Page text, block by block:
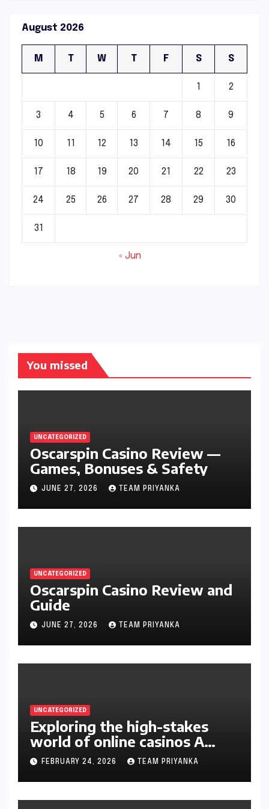
August 2026
M T W T F S S
1 2
3 4 5 6 7 8 9
10 11 12 13 14 15 16
17 18 19 20 21 22 23
24 25 26 27 28 29 30
31
« Jun
You missed
UNCATEGORIZED
Oscarspin Casino Review —
Games, Bonuses & Safety
JUNE 27, 2026 TEAM PRIYANKA
UNCATEGORIZED
Oscarspin Casino Review and
Guide
JUNE 27, 2026 TEAM PRIYANKA
UNCATEGORIZED
Exploring the high-stakes
world of online casinos A
gambler’s guide
FEBRUARY 24, 2026 TEAM PRIYANKA